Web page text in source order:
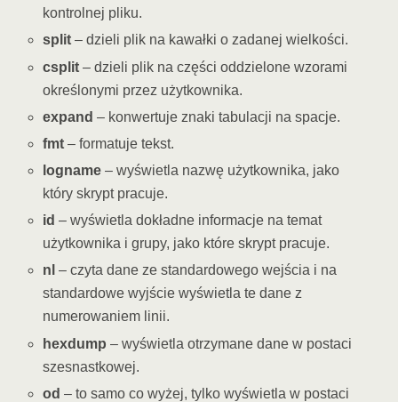
kontrolnej pliku.
split – dzieli plik na kawałki o zadanej wielkości.
csplit – dzieli plik na części oddzielone wzorami
określonymi przez użytkownika.
expand – konwertuje znaki tabulacji na spacje.
fmt – formatuje tekst.
logname – wyświetla nazwę użytkownika, jako
który skrypt pracuje.
id – wyświetla dokładne informacje na temat
użytkownika i grupy, jako które skrypt pracuje.
nl – czyta dane ze standardowego wejścia i na
standardowe wyjście wyświetla te dane z
numerowaniem linii.
hexdump – wyświetla otrzymane dane w postaci
szesnastkowej.
od – to samo co wyżej, tylko wyświetla w postaci